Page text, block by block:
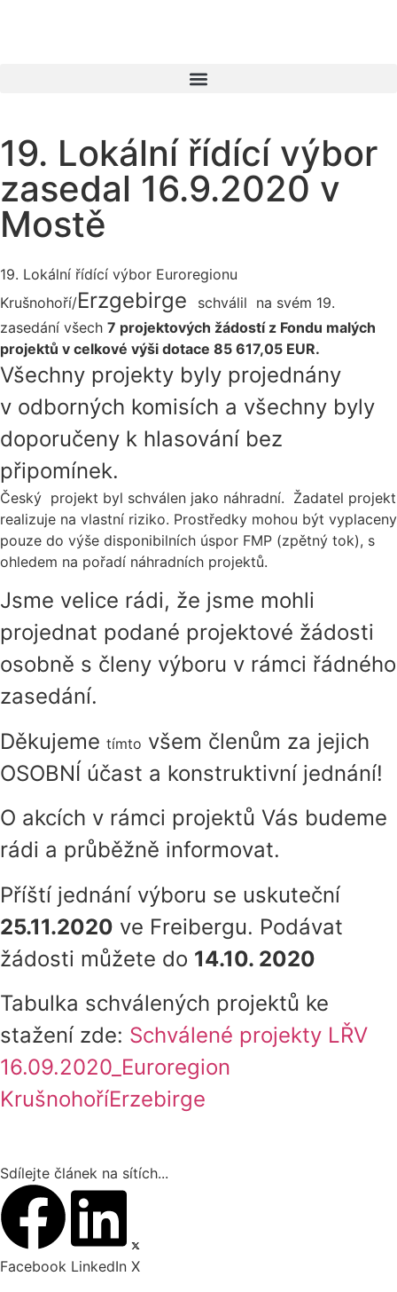
19. Lokální řídící výbor
zasedal 16.9.2020 v
Mostě
19. Lokální řídící výbor Euroregionu
Krušnohoří/Erzgebirge
schválil na svém 19.
zasedání všech 7 projektových žádostí z Fondu malých
projektů v celkové výši dotace 85 617,05 EUR.
Všechny projekty byly projednány
v odborných komisích a všechny byly
doporučeny k hlasování bez
připomínek.
Český projekt byl schválen jako náhradní. Žadatel projekt
realizuje na vlastní riziko. Prostředky mohou být vyplaceny
pouze do výše disponibilních úspor FMP (zpětný tok), s
ohledem na pořadí náhradních projektů.
Jsme velice rádi, že jsme mohli
projednat podané projektové žádosti
osobně s členy výboru v rámci řádného
zasedání.
Děkujeme tímto všem členům za jejich
OSOBNÍ účast a konstruktivní jednání!
O akcích v rámci projektů Vás budeme
rádi a průběžně informovat.
Příští jednání výboru se uskuteční
25.11.2020 ve Freibergu. Podávat
žádosti můžete do 14.10. 2020
Tabulka schválených projektů ke
stažení zde: Schválené projekty LŘV
16.09.2020_Euroregion
KrušnohoříErzebirge
Sdílejte článek na sítích...
Facebook LinkedIn X